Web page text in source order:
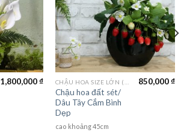
1,800,000₫
Chậu hoa đất sét/
Dâu Tây Cắm Bình
Dẹp
850,000₫
cao khoảng 45cm